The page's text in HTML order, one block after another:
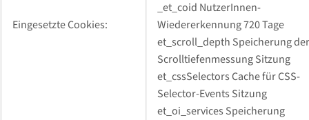
Eingesetzte Cookies:
_et_coid NutzerInnen-
Wiedererkennung 720 Tage
et_scroll_depth Speicherung der
Scrolltiefenmessung Sitzung
et_cssSelectors Cache für CSS-
Selector-Events Sitzung
et_oi_services Speicherung